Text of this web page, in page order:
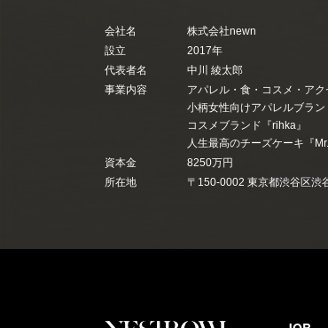
会社名
株式会社newn
設立
2017年
代表者名
中川 綾太郎
事業内容
アパレル・食・コスメ・ア
小柄女性向けアパレルブラン
コスメブランド『rihka』
人生最高のチーズケーキ『
資本金
8250万円
所在地
〒150-0002 東京都渋谷区渋